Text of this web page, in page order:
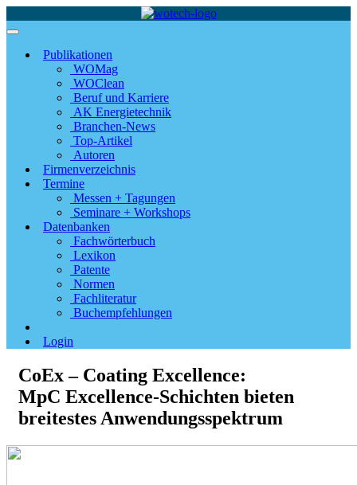
Publikationen
WOMag
WOClean
Beruf und Karriere
AK Energietechnik
Branchen-News
Top-Artikel
Autoren
Firmenverzeichnis
Termine
Messen + Tagungen
Seminare + Workshops
Datenbanken
Fachwörterbuch
Lexikon
Patente
Normen
Fachliteratur
Buchempfehlungen
Login
CoEx – Coating Excellence:
MpC Excellence-Schichten bieten
breitestes Anwendungsspektrum